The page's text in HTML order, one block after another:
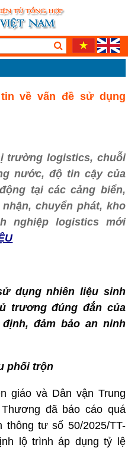
về vấn đề sử dụng
trường logistics, chuỗi
nước, độ tin cậy của
tại các cảng biển,
chuyển phát, kho
nghiệp logistics mới
dụng nhiên liệu sinh
trương đúng đắn của
đảm bảo an ninh
phối trộn
giáo và Dân vận Trung
đã báo cáo quá
tư số 50/2025/TT-
lộ trình áp dụng tỷ lệ